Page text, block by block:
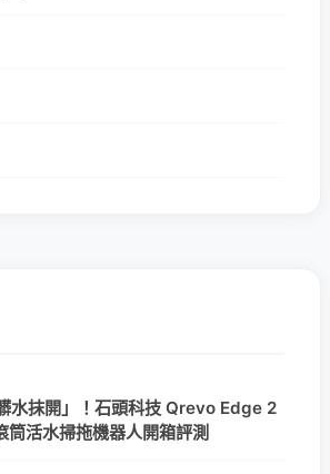
水抹開」！石頭科技 Qrevo Edge 2
活水掃拖機器人開箱評測